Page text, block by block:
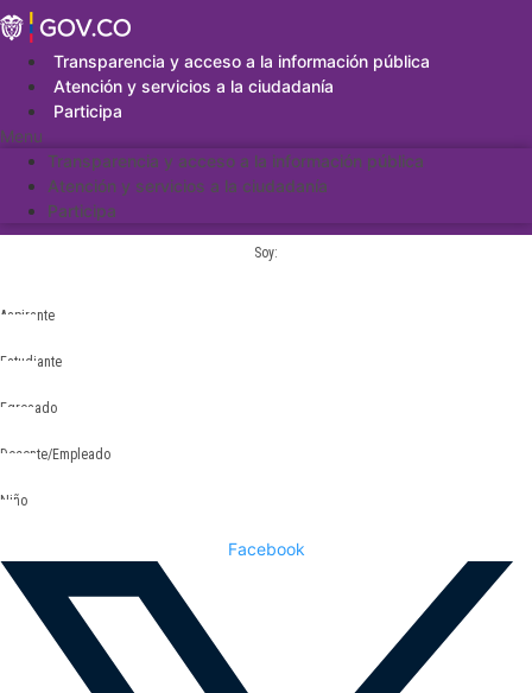
Saltar
al
contenidoTransparencia y acceso a la información pública
Atención y servicios a la ciudadanía
Participa
Menu
Transparencia y acceso a la información pública
Atención y servicios a la ciudadanía
Participa
Soy:
Aspirante
Estudiante
Egresado
Docente/Empleado
Niño
Facebook